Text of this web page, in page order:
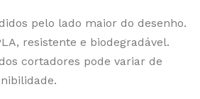
pelo lado maior do desenho.
resistente e biodegradável.
cortadores pode variar de